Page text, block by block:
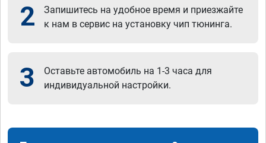
2
Запишитесь на удобное время и приезжайте
к нам в сервис на установку чип тюнинга.
3
Оставьте автомобиль на 1-3 часа для
индивидуальной настройки.